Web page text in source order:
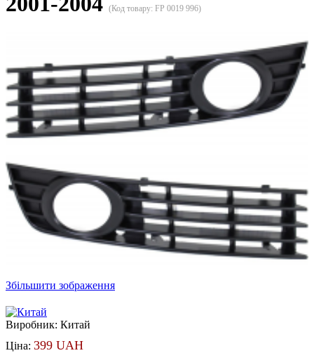
(Код товару: FP 0019 996)
Збільшити зображення
Виробник: Китай
Ціна: 399 UAH